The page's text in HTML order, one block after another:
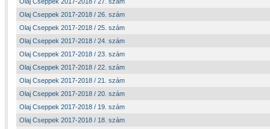
Olaj Cseppek 2017-2018 / 26. szám
Olaj Cseppek 2017-2018 / 25. szám
Olaj Cseppek 2017-2018 / 24. szám
Olaj Cseppek 2017-2018 / 23. szám
Olaj Cseppek 2017-2018 / 22. szám
Olaj Cseppek 2017-2018 / 21. szám
Olaj Cseppek 2017-2018 / 20. szám
Olaj Cseppek 2017-2018 / 19. szám
Olaj Cseppek 2017-2018 / 18. szám